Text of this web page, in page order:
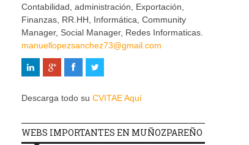
Contabilidad, administración, Exportación,
Finanzas, RR.HH, Informática, Community
Manager, Social Manager, Redes Informaticas.
manuellopezsanchez73@gmail.com
Descarga todo su CVITAE Aquí
WEBS IMPORTANTES EN MUÑOZPAREÑO